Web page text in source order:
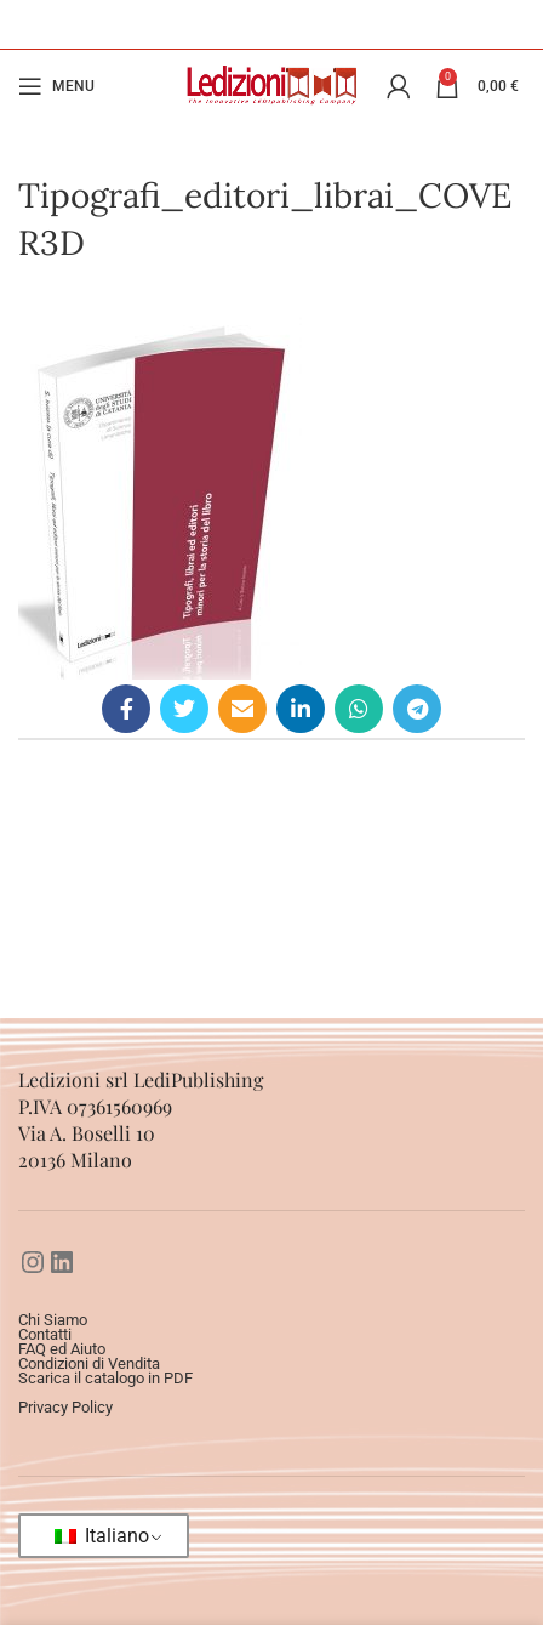
MENU
0
0,00 €
Tipografi_editori_librai_COVE
R3D
Ledizioni srl LediPublishing
P.IVA 07361560969
Via A. Boselli 10
20136 Milano
Chi Siamo
Contatti
FAQ ed Aiuto
Condizioni di Vendita
Scarica il catalogo in PDF
Privacy Policy
Italiano